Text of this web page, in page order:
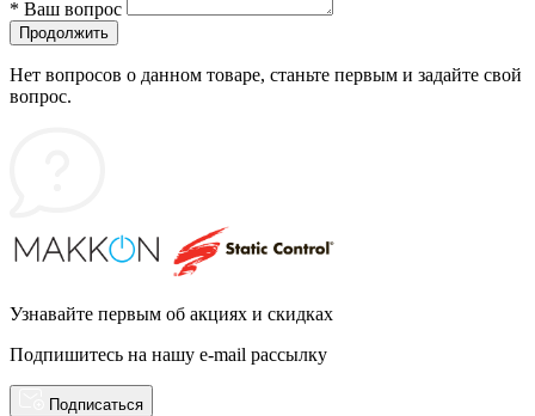
* Ваш вопрос
Продолжить
Нет вопросов о данном товаре, станьте первым и задайте свой
вопрос.
Узнавайте первым об акциях и скидках
Подпишитесь на нашу e-mail рассылку
Подписаться